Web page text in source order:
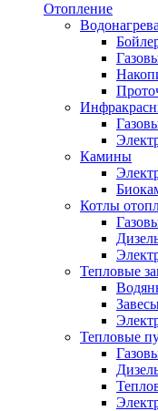
Отопление
Камины
Котлы
Тепловые
Тепловые